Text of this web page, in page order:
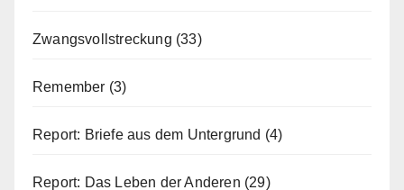
Zwangsvollstreckung (33)
Remember (3)
Report: Briefe aus dem Untergrund (4)
Report: Das Leben der Anderen (29)